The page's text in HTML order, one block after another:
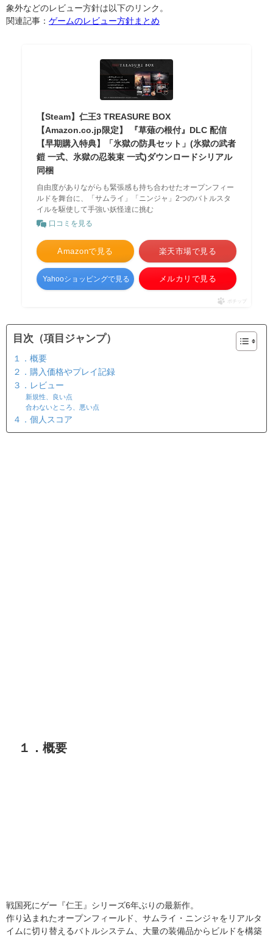
象外などのレビュー方針は以下のリンク。
関連記事： ゲームのレビュー方針まとめ
【Steam】仁王3 TREASURE BOX
【Amazon.co.jp限定】 『草薙の根付』DLC 配信
【早期購入特典】「氷獄の防具セット」(氷獄の武者
鎧 一式、氷獄の忍装束 一式)ダウンロードシリアル
同梱
自由度がありながらも緊張感も持ち合わせたオープンフィー
ルドを舞台に、「サムライ」「ニンジャ」2つのバトルスタ
イルを駆使して手強い妖怪達に挑む
口コミを見る
Amazonで見る 楽天市場で見る
Yahooショッピングで見る メルカリで見る
ポチップ
目次（項目ジャンプ）
１．概要
２．購入価格やプレイ記録
３．レビュー
新規性、良い点
合わないところ、悪い点
４．個人スコア
１．概要
戦国死にゲー『仁王』シリーズ6年ぶりの最新作。
作り込まれたオープンフィールド、サムライ・ニンジャをリアルタ
イムに切り替えるバトルシステム、大量の装備品からビルドを構築